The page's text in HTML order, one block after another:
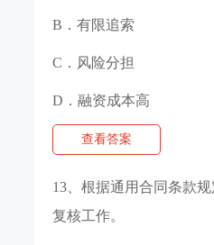
B．有限追索
C．风险分担
D．融资成本高
查看答案
13、根据通用合同条款
复核工作。